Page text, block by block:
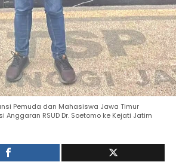
Pemuda dan Mahasiswa Jawa Timur
Anggaran RSUD Dr. Soetomo ke Kejati Jatim